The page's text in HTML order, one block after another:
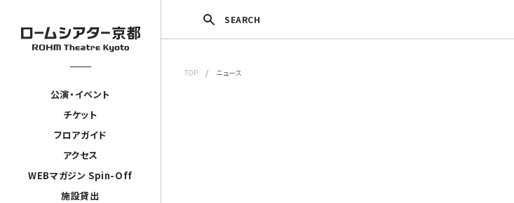
公演・イベント
チケット
フロアガイド
アクセス
WEBマガジン Spin-Off
施設貸出
SEARCH
TOP / ニュース